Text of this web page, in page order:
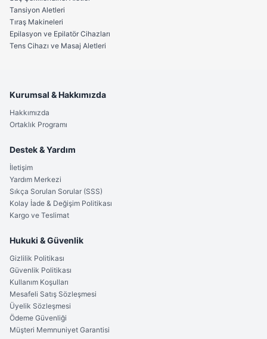
Tansiyon Aletleri
Tıraş Makineleri
Epilasyon ve Epilatör Cihazları
Tens Cihazı ve Masaj Aletleri
Kurumsal & Hakkımızda
Hakkımızda
Ortaklık Programı
Destek & Yardım
İletişim
Yardım Merkezi
Sıkça Sorulan Sorular (SSS)
Kolay İade & Değişim Politikası
Kargo ve Teslimat
Hukuki & Güvenlik
Gizlilik Politikası
Güvenlik Politikası
Kullanım Koşulları
Mesafeli Satış Sözleşmesi
Üyelik Sözleşmesi
Ödeme Güvenliği
Müşteri Memnuniyet Garantisi